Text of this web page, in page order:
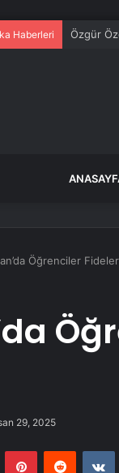
Haberleri
Öğrenciler
29, 2025
PinterestReddit